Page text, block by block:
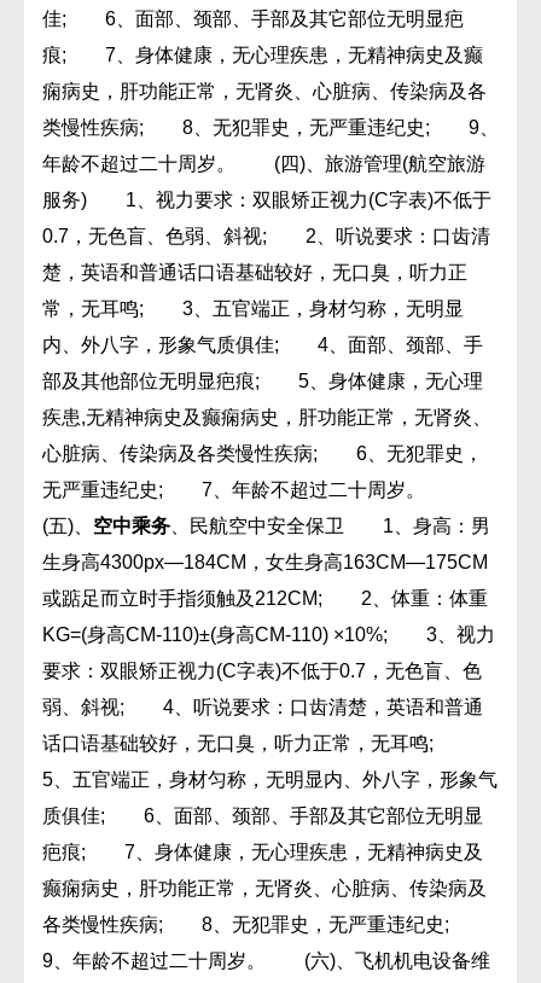
佳; 6、面部、颈部、手部及其它部位无明显疤
痕; 7、身体健康，无心理疾患，无精神病史及癫
痫病史，肝功能正常，无肾炎、心脏病、传染病及各
类慢性疾病; 8、无犯罪史，无严重违纪史; 9、
年龄不超过二十周岁。 (四)、旅游管理(航空旅游
服务) 1、视力要求：双眼矫正视力(C字表)不低于
0.7，无色盲、色弱、斜视; 2、听说要求：口齿清
楚，英语和普通话口语基础较好，无口臭，听力正
常，无耳鸣; 3、五官端正，身材匀称，无明显
内、外八字，形象气质俱佳; 4、面部、颈部、手
部及其他部位无明显疤痕; 5、身体健康，无心理
疾患,无精神病史及癫痫病史，肝功能正常，无肾炎、
心脏病、传染病及各类慢性疾病; 6、无犯罪史，
无严重违纪史; 7、年龄不超过二十周岁。
(五)、 空中乘务 、民航空中安全保卫 1、身高：男
生身高4300px—184CM，女生身高163CM—175CM
或踮足而立时手指须触及212CM; 2、体重：体重
KG=(身高CM-110)±(身高CM-110) ×10%; 3、视力
要求：双眼矫正视力(C字表)不低于0.7，无色盲、色
弱、斜视; 4、听说要求：口齿清楚，英语和普通
话口语基础较好，无口臭，听力正常，无耳鸣;
5、五官端正，身材匀称，无明显内、外八字，形象气
质俱佳; 6、面部、颈部、手部及其它部位无明显
疤痕; 7、身体健康，无心理疾患，无精神病史及
癫痫病史，肝功能正常，无肾炎、心脏病、传染病及
各类慢性疾病; 8、无犯罪史，无严重违纪史;
9、年龄不超过二十周岁。 (六)、飞机机电设备维